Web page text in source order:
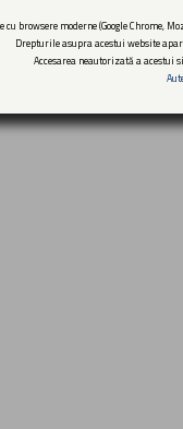
browsere moderne (Google Chrome,
Drepturile asupra acestui website
Accesarea neautorizată a acestui